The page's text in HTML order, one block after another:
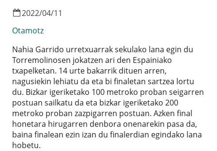
2022/04/11
Otamotz
Nahia Garrido urretxuarrak sekulako lana egin du
Torremolinosen jokatzen ari den Espainiako
txapelketan. 14 urte bakarrik dituen arren,
nagusiekin lehiatu da eta bi finaletan sartzea lortu
du. Bizkar igeriketako 100 metroko proban seigarren
postuan sailkatu da eta bizkar igeriketako 200
metroko proban zazpigarren postuan. Azken final
honetara hirugarren denbora onenarekin pasa da,
baina finalean ezin izan du finalerdian egindako lana
hobetu.